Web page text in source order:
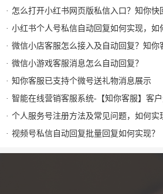
怎么打开小红书网页版私信入口？知你快回浏览器插件帮你
小红书个人号私信自动回复如何实现，如何聚合回复小红
微信小店客服怎么接入及自动回复？知你
微信小游戏客服消息怎么自动回复？
知你客服已支持个微号送礼物消息展示
智能在线营销客服系统-【知你客服】客
个人服务号注册方法及常见问题，如何实
视频号私信自动回复批量回复如何实现？